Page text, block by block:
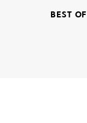
BEST OF